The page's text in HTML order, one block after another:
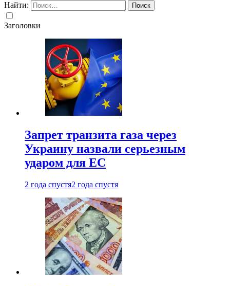
Найти:
Заголовки
Запрет транзита газа через
Украину назвали серьезным
ударом для ЕС
2 года спустя2 года спустя